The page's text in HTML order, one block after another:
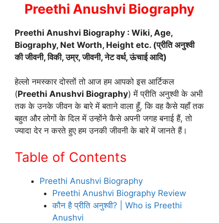
Preethi Anushvi Biography
Preethi Anushvi Biography : Wiki, Age,
Biography, Net Worth, Height etc. (प्रीति अनुश्वी
की जीवनी, विकी, उम्र, जीवनी, नेट वर्थ, ऊंचाई आदि)
हेल्लो नमस्कार दोस्तों तो आज हम आपको इस आर्टिकल
(Preethi Anushvi Biography) में प्रीति अनुश्वी के अभी
तक के उनके जीवन के बारे में बताने वाला हूँ, कि वह कैसे यहाँ तक
बहुत और लोगों के दिल में उन्होंने कैसे अपनी जगह बनाई हैं, तो
ज्यादा देर न करते हुए हम उनकी जीवनी के बारे में जानते हैं।
Table of Contents
Preethi Anushvi Biography
Preethi Anushvi Biography Review
कौन है प्रीति अनुश्वी? | Who is Preethi
Anushvi